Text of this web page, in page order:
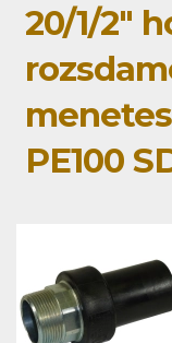
20/1/2"
PE100